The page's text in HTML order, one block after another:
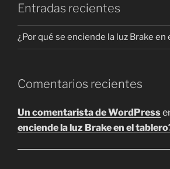
Entradas recientes
¿Por qué se enciende la luz Brake en
Comentarios recientes
Un comentarista de WordPress
enciende la luz Brake en el